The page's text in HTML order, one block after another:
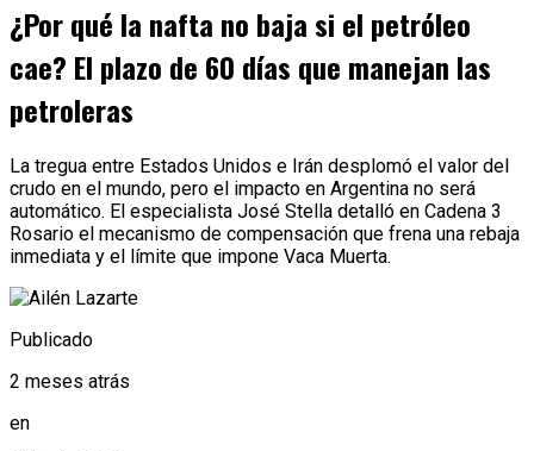
¿Por qué la nafta no baja si el petróleo
cae? El plazo de 60 días que manejan las
petroleras
La tregua entre Estados Unidos e Irán desplomó el valor del
crudo en el mundo, pero el impacto en Argentina no será
automático. El especialista José Stella detalló en Cadena 3
Rosario el mecanismo de compensación que frena una rebaja
inmediata y el límite que impone Vaca Muerta.
Publicado
2 meses atrás
en